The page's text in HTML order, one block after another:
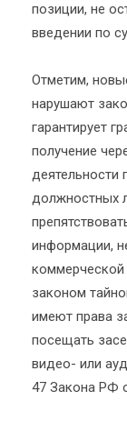
позиции, не
введении по
Отметим,
нарушают
гарантирует
получение
деятельности
должностных
информации,
коммерческой
законом
имеют права
посещать
видео- или
47 Закона РФ